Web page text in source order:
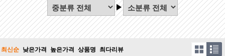
최신순 낮은가격 높은가격 상품명 최다리뷰